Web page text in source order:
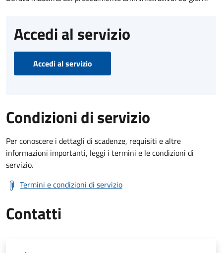
Accedi al servizio
Accedi al servizio
Condizioni di servizio
Per conoscere i dettagli di scadenze, requisiti e altre
informazioni importanti, leggi i termini e le condizioni di
servizio.
Termini e condizioni di servizio
Contatti